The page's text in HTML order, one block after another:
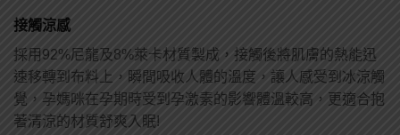
接觸涼感
採用92%尼龍及8%萊卡材質製成，接觸後將肌膚的熱能迅
速移轉到布料上，瞬間吸收人體的溫度，讓人感受到冰涼觸
覺，孕媽咪在孕期時受到孕激素的影響體溫較高，更適合抱
著清涼的材質舒爽入眠!